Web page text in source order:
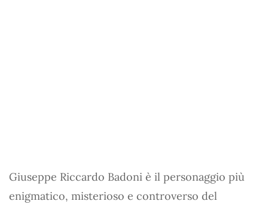
Giuseppe Riccardo Badoni è il personaggio più
enigmatico, misterioso e controverso del